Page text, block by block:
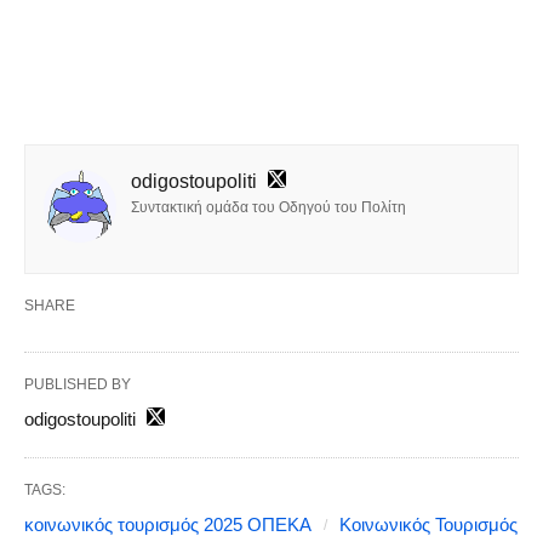
odigostoupoliti
Συντακτική ομάδα του Οδηγού του Πολίτη
SHARE
PUBLISHED BY
odigostoupoliti
TAGS:
κοινωνικός τουρισμός 2025 ΟΠΕΚΑ
Κοινωνικός Τουρισμός